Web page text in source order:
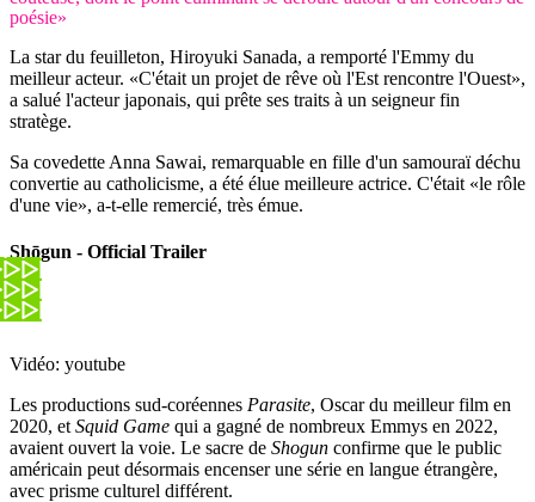
poésie»
La star du feuilleton, Hiroyuki Sanada, a remporté l'Emmy du
meilleur acteur. «C'était un projet de rêve où l'Est rencontre l'Ouest»,
a salué l'acteur japonais, qui prête ses traits à un seigneur fin
stratège.
Sa covedette Anna Sawai, remarquable en fille d'un samouraï déchu
convertie au catholicisme, a été élue meilleure actrice. C'était «le rôle
d'une vie», a-t-elle remercié, très émue.
Shōgun - Official Trailer
Vidéo: youtube
Les productions sud-coréennes Parasite, Oscar du meilleur film en
2020, et Squid Game qui a gagné de nombreux Emmys en 2022,
avaient ouvert la voie. Le sacre de Shogun confirme que le public
américain peut désormais encenser une série en langue étrangère,
avec prisme culturel différent.